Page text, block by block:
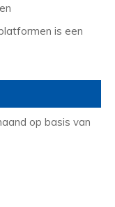
is een
op basis van